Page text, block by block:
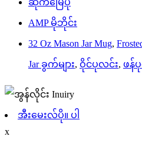
ဆိုက်မြေပုံ
AMP မိုဘိုင်း
32 Oz Mason Jar Mug,
Jar ခွက်များ, ဝိုင်ပုလင်း, ဖန်
အီးမေးလ်ပို။ ပါ
x